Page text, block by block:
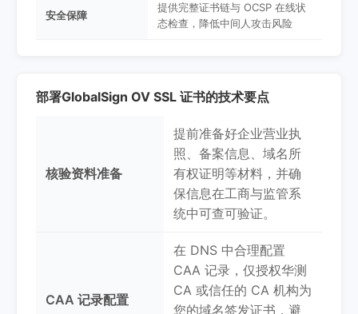
安全保障
提供完整证书链与 OCSP 在线状
态检查，降低中间人攻击风险
部署GlobalSign OV SSL 证书的技术要点
核验资料准备
提前准备好企业营业执
照、备案信息、域名所
有权证明等材料，并确
保信息在工商与监管系
统中可查可验证。
CAA 记录配置
在 DNS 中合理配置
CAA 记录，仅授权华测
CA 或信任的 CA 机构为
您的域名签发证书，避